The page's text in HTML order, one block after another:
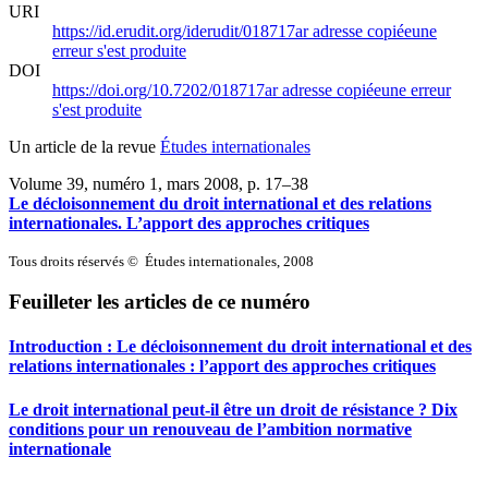
URI
https://id.erudit.org/iderudit/018717aradresse copiéeune
erreur s'est produite
DOI
https://doi.org/10.7202/018717aradresse copiéeune erreur
s'est produite
Un article de la revue Études internationales
Volume 39, numéro 1, mars 2008, p. 17–38
Le décloisonnement du droit international et des relations
internationales. L’apport des approches critiques
Tous droits réservés © Études internationales, 2008
Feuilleter les articles de ce numéro
Introduction : Le décloisonnement du droit international et des
relations internationales : l’apport des approches critiques
Le droit international peut-il être un droit de résistance ? Dix
conditions pour un renouveau de l’ambition normative
internationale